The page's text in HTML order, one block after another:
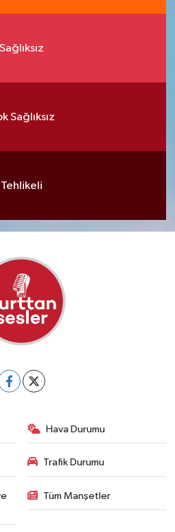
Sağlıksız
Sağlıksız
Tehlikeli
Hava Durumu
Trafik Durumu
Tüm Manşetler